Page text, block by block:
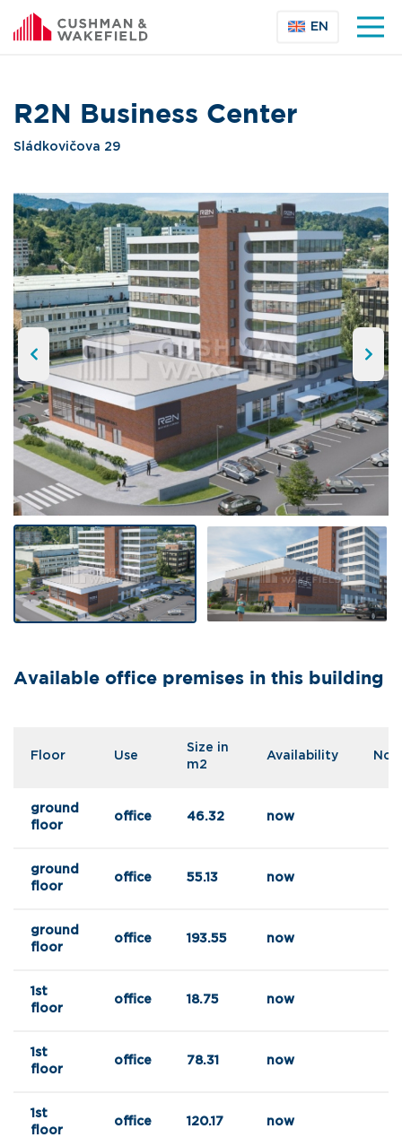
EN
R2N Business Center
Sládkovičova 29
Available office premises in this building
Floor Use
Size in
m2
Availability
ground
floor
office 46.32 now
ground
floor
office 55.13 now
ground
floor
office 193.55 now
1st
floor
office 18.75 now
1st
floor
office 78.31 now
1st
floor
office 120.17 now